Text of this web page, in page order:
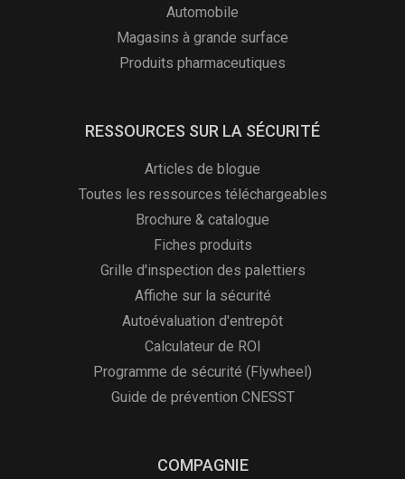
Automobile
Magasins à grande surface
Produits pharmaceutiques
RESSOURCES SUR LA SÉCURITÉ
Articles de blogue
Toutes les ressources téléchargeables
Brochure & catalogue
Fiches produits
Grille d'inspection des palettiers
Affiche sur la sécurité
Autoévaluation d'entrepôt
Calculateur de ROI
Programme de sécurité (Flywheel)
Guide de prévention CNESST
COMPAGNIE